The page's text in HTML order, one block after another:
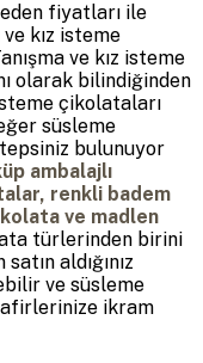
fiyatları ile
kız isteme
ve kız isteme
olarak bilindiğinden
çikolataları
süsleme
bulunuyor
ambalajlı
renkli badem
ve madlen
türlerinden birini
aldığınız
ve süsleme
ikram